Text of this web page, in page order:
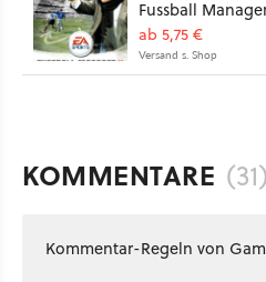
Fussball Manager
ab 5,75 €
Versand s. Shop
KOMMENTARE (31)
Kommentar-Regeln von